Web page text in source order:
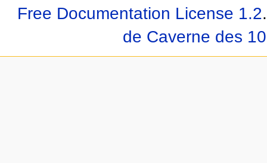
Free Documentation License 1.2.
de Caverne des